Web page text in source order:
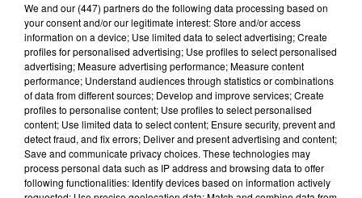
6 août 2026
We and our (447) partnersdo the following data processing based on
your consent and/or our legitimate interest: Store and/or access
information on a device; Use limited data to select advertising; Create
profiles for personalised advertising; Use profiles to select personalised
advertising; Measure advertising performance; Measure content
performance; Understand audiences through statistics or combinations
of data from different sources; Develop and improve services; Create
profiles to personalise content; Use profiles to select personalised
content; Use limited data to select content; Ensure security, prevent and
detect fraud, and fix errors; Deliver and present advertising and content;
Save and communicate privacy choices. These technologies may
process personal data such as IP address and browsing data to offer
following functionalities: Identify devices based on information actively